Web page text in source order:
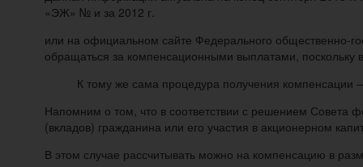
«ЭЖ» № и за 2012 г.
или на официальном сайте Федерального общественно-
обращаться за компенсационными выплатами,
К тому же сама процедура получения
Напомним о том, что в соответствии с решением Совета
(вкладов) гражданина или его участия в акционерном
В этом случае рассчитывать можно на компенсацию в